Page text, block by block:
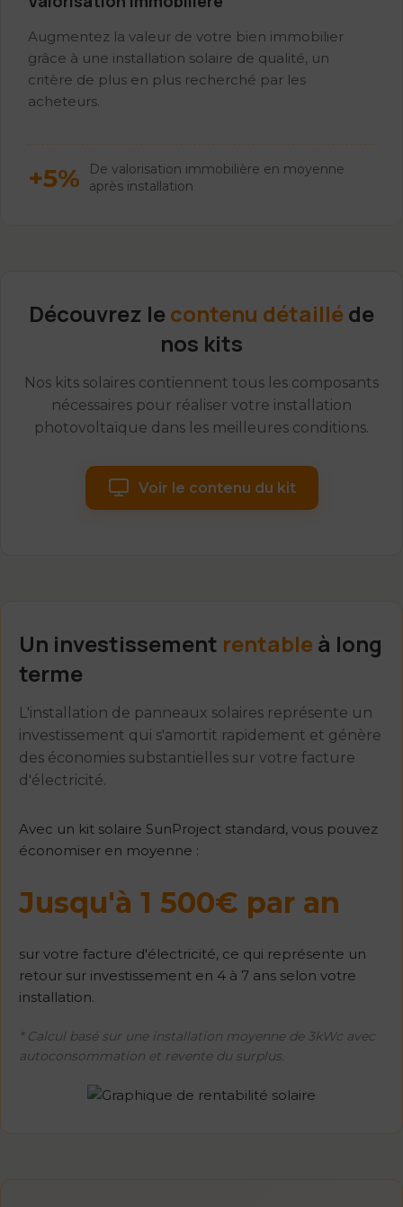
Augmentez la valeur de votre bien immobilier
grâce à une installation solaire de qualité, un
critère de plus en plus recherché par les
acheteurs.
+5%
De valorisation immobilière en moyenne
après installation
Découvrez le contenu détailléde
nos kits
Nos kits solaires contiennent tous les composants
nécessaires pour réaliser votre installation
photovoltaïque dans les meilleures conditions.
Voir le contenu du kit
Un investissement rentableà long
terme
L'installation de panneaux solaires représente un
investissement qui s'amortit rapidement et génère
des économies substantielles sur votre facture
d'électricité.
Avec un kit solaire SunProject standard, vous pouvez
économiser en moyenne :
Jusqu'à 1 500€ par an
sur votre facture d'électricité, ce qui représente un
retour sur investissement en 4 à 7 ans selon votre
installation.
* Calcul basé sur une installation moyenne de 3kWc avec
autoconsommation et revente du surplus.